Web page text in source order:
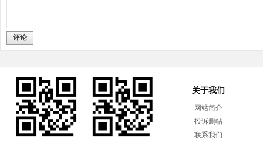
评论
关于我们
网站简介
投诉删帖
联系我们